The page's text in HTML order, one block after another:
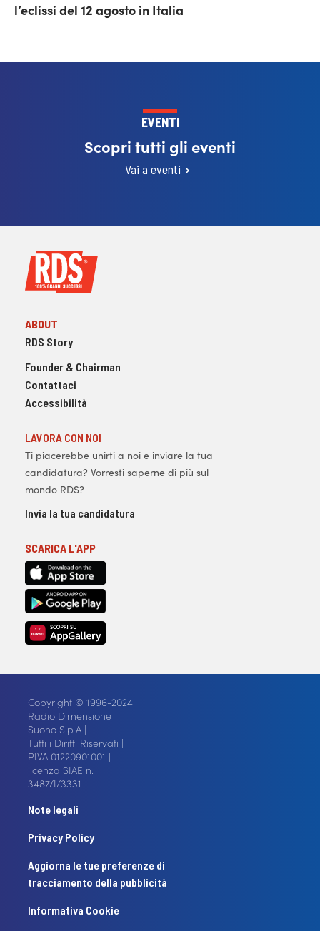
l’eclissi del 12 agosto in Italia
EVENTI
Scopri tutti gli eventi
Vai a eventi
ABOUT
RDS Story
Founder & Chairman
Contattaci
Accessibilità
LAVORA CON NOI
Ti piacerebbe unirti a noi e inviare la tua
candidatura? Vorresti saperne di più sul
mondo RDS?
Invia la tua candidatura
SCARICA L'APP
Copyright © 1996-2024
Radio Dimensione
Suono S.p.A |
Tutti i Diritti Riservati |
P.IVA 01220901001 |
licenza SIAE n.
3487/I/3331
Note legali
Privacy Policy
Aggiorna le tue preferenze di
tracciamento della pubblicità
Informativa Cookie